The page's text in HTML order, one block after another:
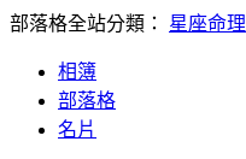
部落格全站分類： 星座命理
相簿
部落格
名片